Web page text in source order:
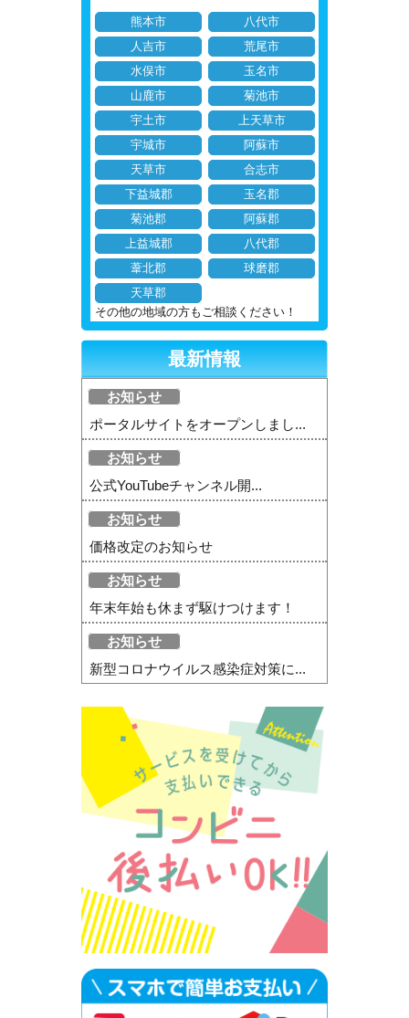
熊本市
八代市
人吉市
荒尾市
水俣市
玉名市
山鹿市
菊池市
宇土市
上天草市
宇城市
阿蘇市
天草市
合志市
下益城郡
玉名郡
菊池郡
阿蘇郡
上益城郡
八代郡
葦北郡
球磨郡
天草郡
その他の地域の方もご相談ください！
最新情報
お知らせ
ポータルサイトをオープンしまし...
お知らせ
公式YouTubeチャンネル開...
お知らせ
価格改定のお知らせ
お知らせ
年末年始も休まず駆けつけます！
お知らせ
新型コロナウイルス感染症対策に...